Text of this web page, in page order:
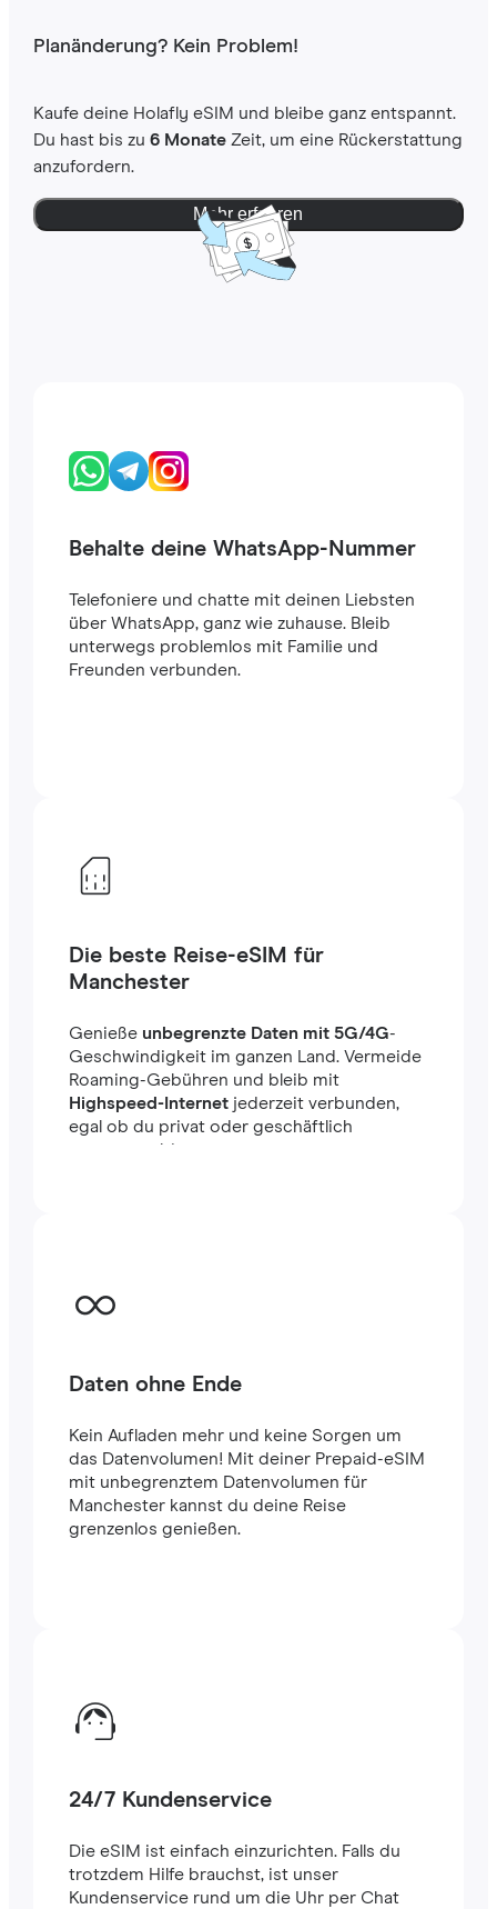
Planänderung? Kein Problem!
Kaufe deine Holafly eSIM und bleibe ganz entspannt.
Du hast bis zu 6 MonateZeit, um eine Rückerstattung
anzufordern.
Mehr erfahren
Behalte deine WhatsApp-Nummer
Telefoniere und chatte mit deinen Liebsten
über WhatsApp, ganz wie zuhause. Bleib
unterwegs problemlos mit Familie und
Freunden verbunden.
Die beste Reise-eSIM für
Manchester
Genieße unbegrenzte Daten mit 5G/4G-
Geschwindigkeit im ganzen Land. Vermeide
Roaming-Gebühren und bleib mit
Highspeed-Internetjederzeit verbunden,
egal ob du privat oder geschäftlich
unterwegs bist.
Daten ohne Ende
Kein Aufladen mehr und keine Sorgen um
das Datenvolumen! Mit deiner Prepaid-eSIM
mit unbegrenztem Datenvolumen für
Manchester kannst du deine Reise
grenzenlos genießen.
24/7 Kundenservice
Die eSIM ist einfach einzurichten. Falls du
trotzdem Hilfe brauchst, ist unser
Kundenservice rund um die Uhr per Chat